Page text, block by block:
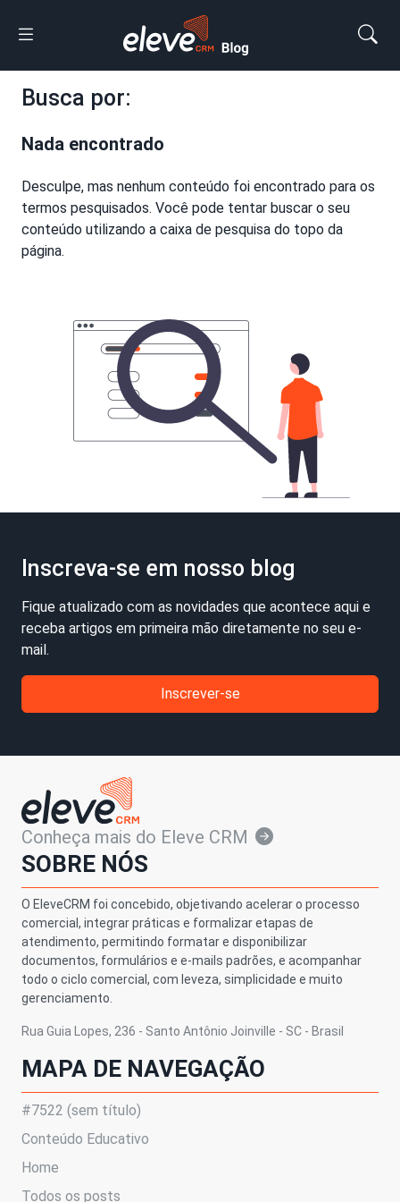
Busca por:
Nada encontrado
Desculpe, mas nenhum conteúdo foi encontrado para os
termos pesquisados. Você pode tentar buscar o seu
conteúdo utilizando a caixa de pesquisa do topo da
página.
Inscreva-se em nosso blog
Fique atualizado com as novidades que acontece aqui e
receba artigos em primeira mão diretamente no seu e-
mail.
Inscrever-se
Conheça mais do Eleve CRM
SOBRE NÓS
O EleveCRM foi concebido, objetivando acelerar o processo
comercial, integrar práticas e formalizar etapas de
atendimento, permitindo formatar e disponibilizar
documentos, formulários e e-mails padrões, e acompanhar
todo o ciclo comercial, com leveza, simplicidade e muito
gerenciamento.
Rua Guia Lopes, 236 - Santo Antônio Joinville - SC - Brasil
MAPA DE NAVEGAÇÃO
#7522 (sem título)
Conteúdo Educativo
Home
Todos os posts